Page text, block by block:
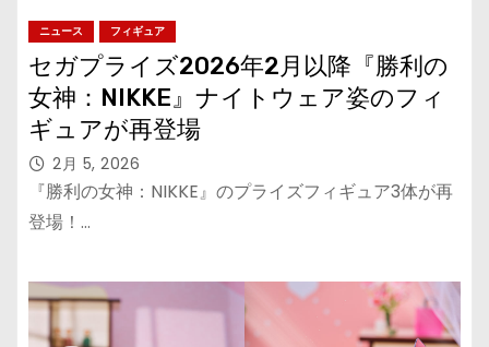
ニュース フィギュア
セガプライズ2026年2月以降『勝利の
女神：NIKKE』ナイトウェア姿のフィ
ギュアが再登場
2月 5, 2026
『勝利の女神：NIKKE』のプライズフィギュア3体が再
登場！…